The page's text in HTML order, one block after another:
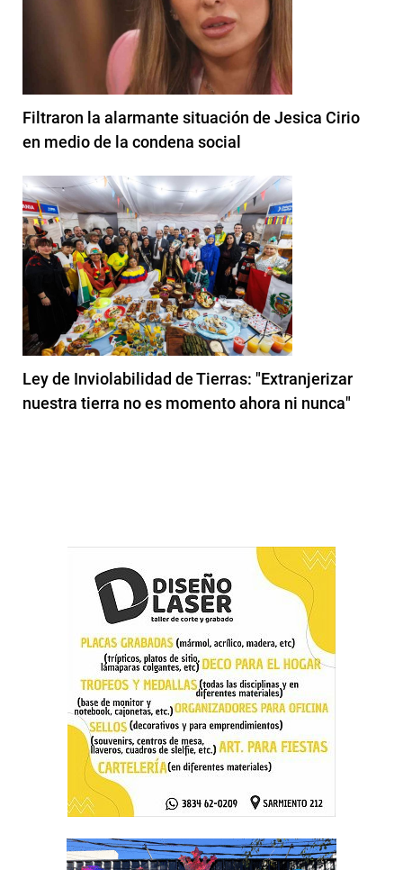
Filtraron la alarmante situación de Jesica Cirio
en medio de la condena social
Ley de Inviolabilidad de Tierras: "Extranjerizar
nuestra tierra no es momento ahora ni nunca"